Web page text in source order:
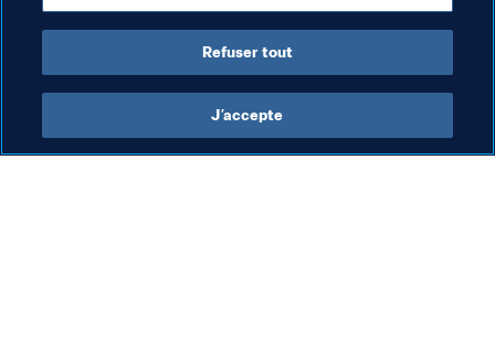
Republic of Ireland Spain Sweden UEFA
Refuser tout
J’accepte